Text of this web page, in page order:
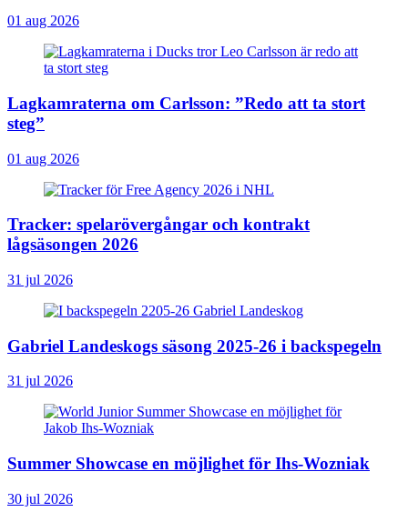
01 aug 2026
Lagkamraterna om Carlsson: ”Redo att ta stort
steg”
01 aug 2026
Tracker: spelarövergångar och kontrakt
lågsäsongen 2026
31 jul 2026
Gabriel Landeskogs säsong 2025-26 i backspegeln
31 jul 2026
Summer Showcase en möjlighet för Ihs-Wozniak
30 jul 2026